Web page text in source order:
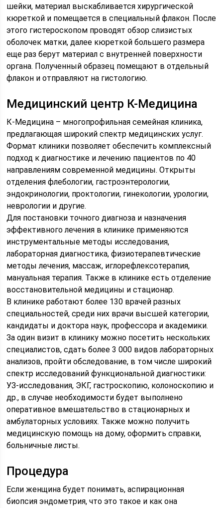
шейки, материал выскабливается хирургической
кюреткой и помещается в специальный флакон. После
этого гистероскопом проводят обзор слизистых
оболочек матки, далее кюреткой большего размера
еще раз берут материал с внутренней поверхности
органа. Полученный образец помещают в отдельный
флакон и отправляют на гистологию.
Медицинский центр К-Медицина
К-Медицина – многопрофильная семейная клиника,
предлагающая широкий спектр медицинских услуг.
Формат клиники позволяет обеспечить комплексный
подход к диагностике и лечению пациентов по 40
направлениям современной медицины. Открыты
отделения флебологии, гастроэнтерологии,
эндокринологии, проктологии, гинекологии, урологии,
неврологии и другие.
Для постановки точного диагноза и назначения
эффективного лечения в клинике применяются
инструментальные методы исследования,
лабораторная диагностика, физиотерапевтические
методы лечения, массаж, иглорефлексотерапия,
мануальная терапия. Также в клинике есть отделение
восстановительной медицины и стационар.
В клинике работают более 130 врачей разных
специальностей, среди них врачи высшей категории,
кандидаты и доктора наук, профессора и академики.
За один визит в клинику можно посетить нескольких
специалистов, сдать более 3 000 видов лабораторных
анализов, пройти обследование, в том числе широкий
спектр исследований функциональной диагностики:
УЗ-исследования, ЭКГ, гастроскопию, колоноскопию и
др., в случае необходимости будет выполнено
оперативное вмешательство в стационарных и
амбулаторных условиях. Также можно получить
медицинскую помощь на дому, оформить справки,
больничные листы.
Процедура
Если женщина будет понимать, аспирационная
биопсия эндометрия, что это такое и как она